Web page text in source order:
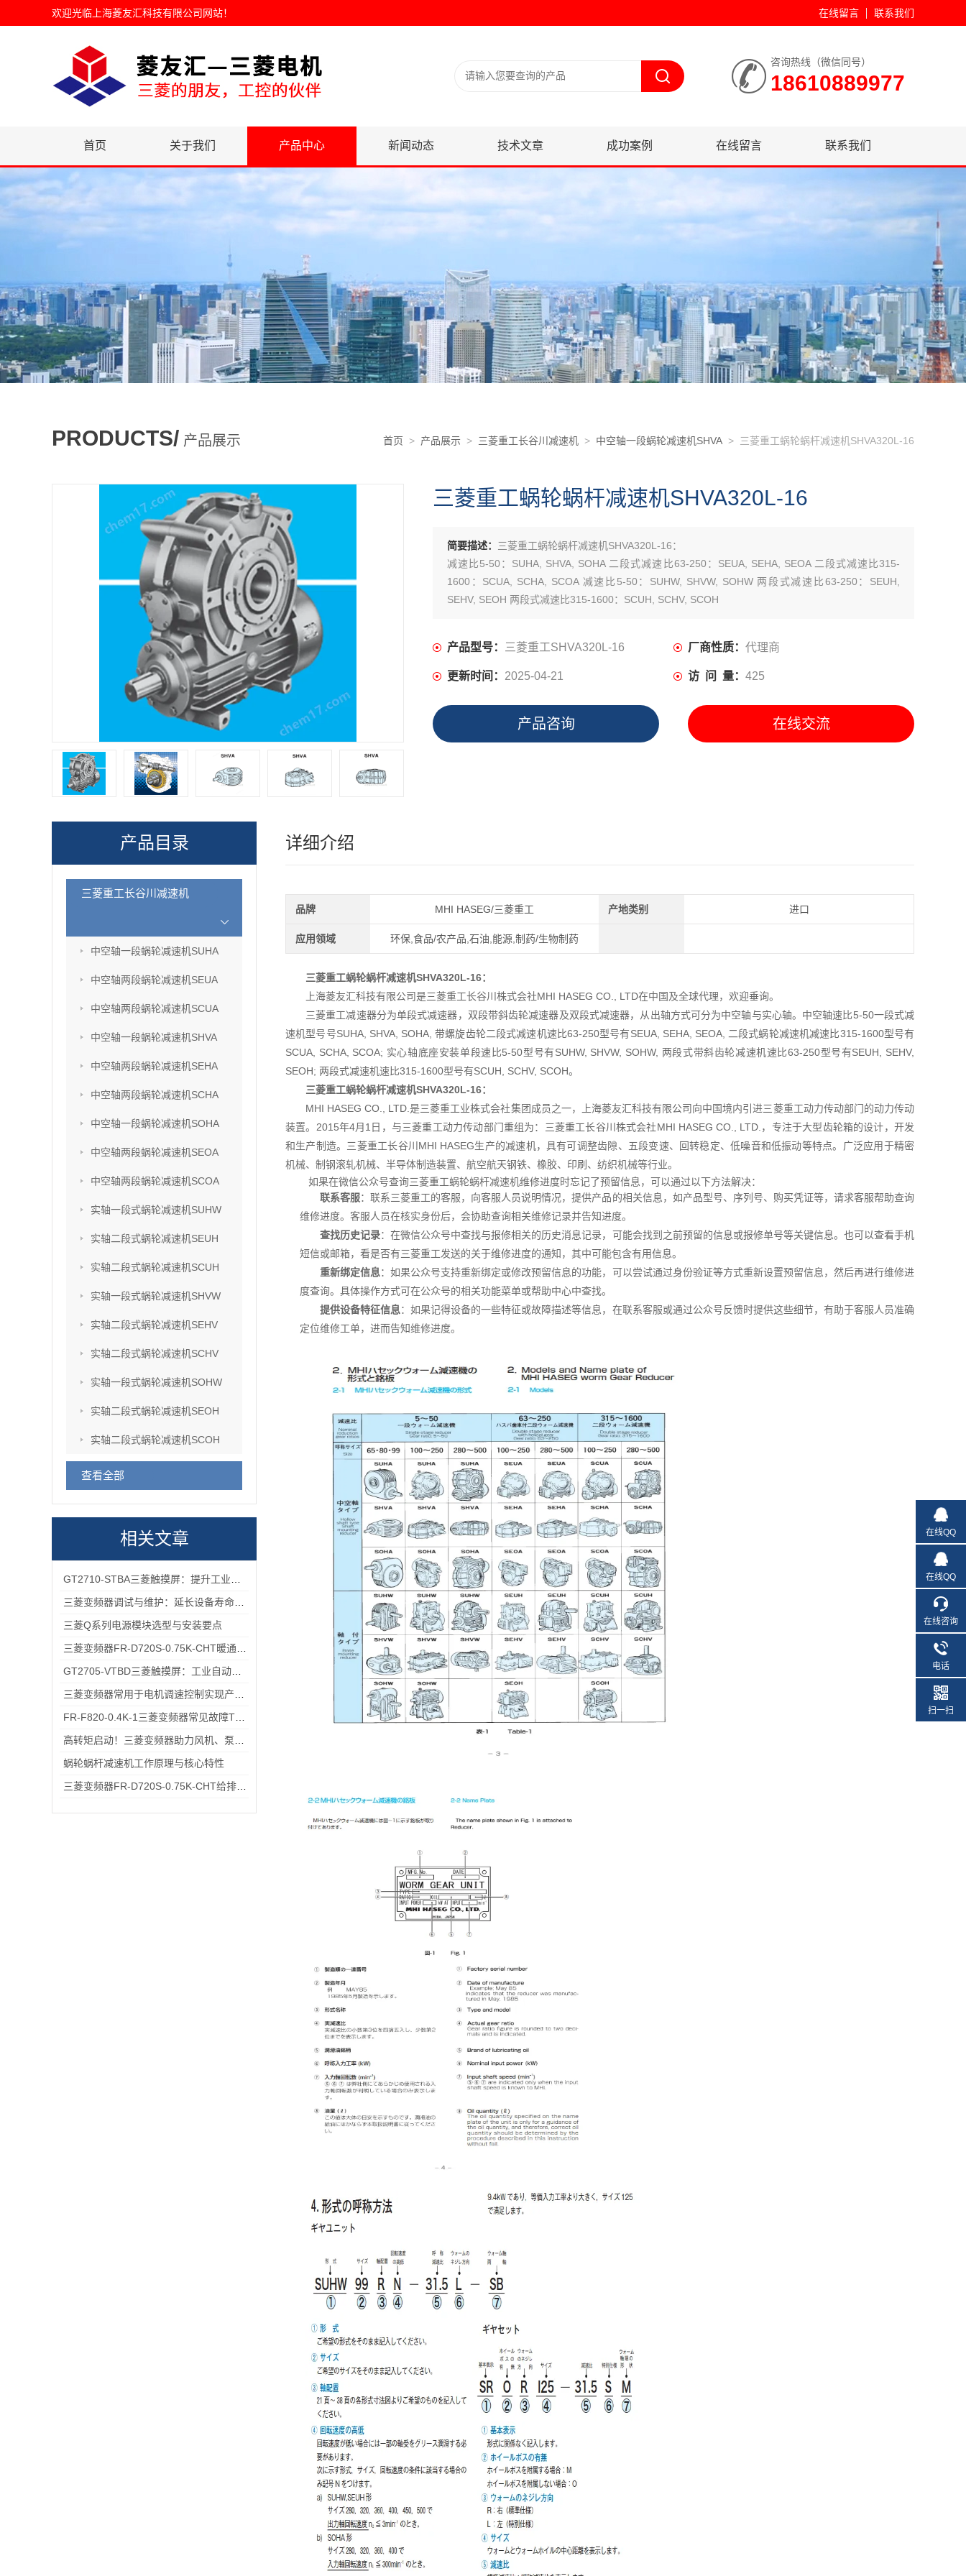
欢迎光临 上海菱友汇科技有限公司网站！ 在线留言 联系我们
咨询热线（微信同号）
18610889977
首页 关于我们 产品中心 新闻动态 技术文章 成功案例 在线留言 联系我们
PRODUCTS/ 产品展示 首页 > 产品展示 > 三菱重工长谷川减速机 > 中空轴一段蜗轮减速机SHVA > 三菱重工蜗轮蜗杆减速机SHVA320L-16
三菱重工蜗轮蜗杆减速机SHVA320L-16
简要描述： 三菱重工蜗轮蜗杆减速机SHVA320L-16：
减速比5-50：SUHA, SHVA, SOHA 二段式减速比63-250：SEUA, SEHA, SEOA 二段式减速比315-
1600：SCUA, SCHA, SCOA 减速比5-50：SUHW, SHVW, SOHW 两段式减速比63-250：SEUH,
SEHV, SEOH 两段式减速比315-1600：SCUH, SCHV, SCOH
产品型号： 三菱重工SHVA320L-16 厂商性质： 代理商
更新时间： 2025-04-21 访 问 量： 425
产品咨询 在线交流
产品目录
三菱重工长谷川减速机
中空轴一段蜗轮减速机SUHA
中空轴两段蜗轮减速机SEUA
中空轴两段蜗轮减速机SCUA
中空轴一段蜗轮减速机SHVA
中空轴两段蜗轮减速机SEHA
中空轴两段蜗轮减速机SCHA
中空轴一段蜗轮减速机SOHA
中空轴两段蜗轮减速机SEOA
中空轴两段蜗轮减速机SCOA
实轴一段式蜗轮减速机SUHW
实轴二段式蜗轮减速机SEUH
实轴二段式蜗轮减速机SCUH
实轴一段式蜗轮减速机SHVW
实轴二段式蜗轮减速机SEHV
实轴二段式蜗轮减速机SCHV
实轴一段式蜗轮减速机SOHW
实轴二段式蜗轮减速机SEOH
实轴二段式蜗轮减速机SCOH
查看全部
相关文章
三菱Q系列电源模块选型与安装要点
蜗轮蜗杆减速机工作原理与核心特性
详细介绍
品牌 MHI HASEG/三菱重工 产地类别 进口
应用领域 环保,食品/农产品,石油,能源,制药/生物制药
三菱重工蜗轮蜗杆减速机SHVA320L-16：
上海菱友汇科技有限公司是三菱重工长谷川株式会社MHI HASEG CO., LTD在中国及全球代理，欢迎垂询。
三菱重工减速器分为单段式减速器，双段带斜齿轮减速器及双段式减速器，从出轴方式可分为中空轴与实心轴。中空轴速比5-50一段式减
速机型号号SUHA, SHVA, SOHA, 带螺旋齿轮二段式减速机速比63-250型号有SEUA, SEHA, SEOA, 二段式蜗轮减速机减速比315-1600型号有
SCUA, SCHA, SCOA; 实心轴底座安装单段速比5-50型号有SUHW, SHVW, SOHW, 两段式带斜齿轮减速机速比63-250型号有SEUH, SEHV,
SEOH; 两段式减速机速比315-1600型号有SCUH, SCHV, SCOH。
三菱重工蜗轮蜗杆减速机SHVA320L-16：
MHI HASEG CO., LTD.是三菱重工业株式会社集团成员之一，上海菱友汇科技有限公司向中国境内引进三菱重工动力传动部门的动力传动
装置。2015年4月1日，与三菱重工动力传动部门重组为：三菱重工长谷川株式会社MHI HASEG CO., LTD.，专注于大型齿轮箱的设计，开发
和生产制造。三菱重工长谷川MHI HASEG生产的减速机，具有可调整齿隙、五段变速、回转稳定、低噪音和低振动等特点。广泛应用于精密
机械、制钢滚轧机械、半导体制造装置、航空航天钢铁、橡胶、印刷、纺织机械等行业。
如果在微信公众号查询三菱重工蜗轮蜗杆减速机维修进度时忘记了预留信息，可以通过以下方法解决：
联系客服：联系三菱重工的客服，向客服人员说明情况，提供产品的相关信息，如产品型号、序列号、购买凭证等，请求客服帮助查询
维修进度。客服人员在核实身份后，会协助查询相关维修记录并告知进度。
查找历史记录：在微信公众号中查找与报修相关的历史消息记录，可能会找到之前预留的信息或报修单号等关键信息。也可以查看手机
短信或邮箱，看是否有三菱重工发送的关于维修进度的通知，其中可能包含有用信息。
重新绑定信息：如果公众号支持重新绑定或修改预留信息的功能，可以尝试通过身份验证等方式重新设置预留信息，然后再进行维修进
度查询。具体操作方式可在公众号的相关功能菜单或帮助中心中查找。
提供设备特征信息：如果记得设备的一些特征或故障描述等信息，在联系客服或通过公众号反馈时提供这些细节，有助于客服人员准确
定位维修工单，进而告知维修进度。
在线QQ
在线QQ
在线咨询
电话
扫一扫